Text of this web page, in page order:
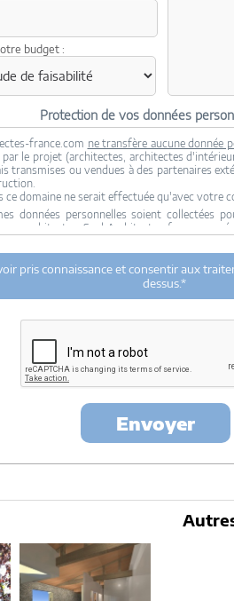
budget :
Protection de vos données
france.com ne transfère aucune donnée
le projet (architectes, architectes
transmises ou vendues à des partenaires
ce domaine ne serait effectuée qu'avec votre
données personnelles soient collectées
architectes. Seul Architectes-france, ses
seront uniquement utilisées par
de la qualification et du suivi de mon projet.
pendant une durée de 18 mois
et vous ou architectes-france et un membre
« informatique et libertés », vous pouvez
en contactant : Architectes-france, 23
Tél. 05.47.74.51.01 -contact@architectes-
pris connaissance et consentir aux
dessus.*
Envoyer